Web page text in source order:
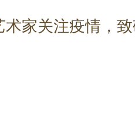
术家关注疫情，